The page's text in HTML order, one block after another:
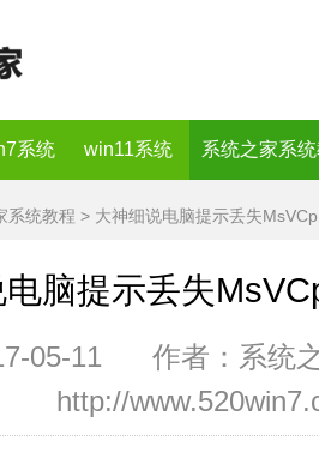
系统 win11系统 系统之家系
系统教程 > 大神细说电脑提示丢失
脑提示丢失
05-11 作者：系
http://